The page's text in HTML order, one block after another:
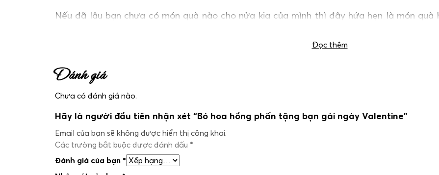
Nếu đã lâu bạn chưa có món quà nào cho nửa kia của mình thì đây hứa hẹn là món
Đọc thêm
Đánh giá
Chưa có đánh giá nào.
Hãy là người đầu tiên nhận xét “Bó hoa hồng phấn tặng bạn gái ngày Valentine”
Email của bạn sẽ không được hiển thị công khai.
Các trường bắt buộc được đánh dấu *
Đánh giá của bạn *